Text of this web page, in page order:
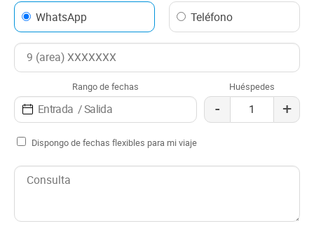
WhatsApp Teléfono
Rango de fechas Huéspedes
- +
Dispongo de fechas flexibles para mi viaje